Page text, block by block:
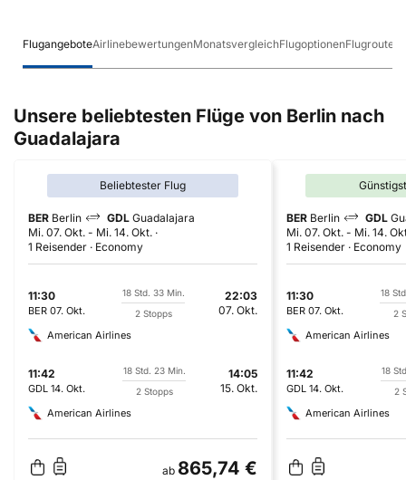
FlugangeboteAirlinebewertungenMonatsvergleichFlugoptionenFlugrouten
Unsere beliebtesten Flüge von Berlin nach
Guadalajara
Beliebtester Flug
BER Berlin GDL Guadalajara
Mi. 07. Okt. - Mi. 14. Okt.
1 Reisender
Economy
11:30
BER 07. Okt.
18 Std. 33 Min.
2 Stopps
22:03
07. Okt.
American Airlines
11:42
GDL 14. Okt.
18 Std. 23 Min.
2 Stopps
14:05
15. Okt.
American Airlines
ab 865,74 €
BER Berlin GDL
Mi. 07. Okt. - Mi. 14.
1 Reisender
Economy
11:30
BER 07. Okt.
18
2
American Airlines
11:42
GDL 14. Okt.
18
2
American Airlines